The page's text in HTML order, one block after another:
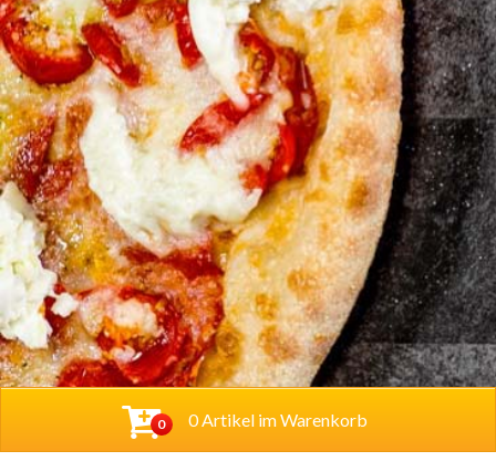
0 0 Artikel im Warenkorb